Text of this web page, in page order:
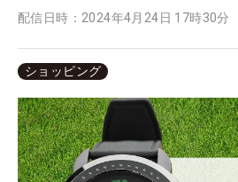
配信日時： 2024年4月24日 17時30分
ショッピング